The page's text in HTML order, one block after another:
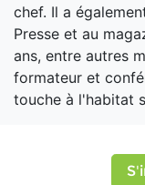
chef. Il a
Presse et au
ans, entre autres
formateur et
touche à l'habitat